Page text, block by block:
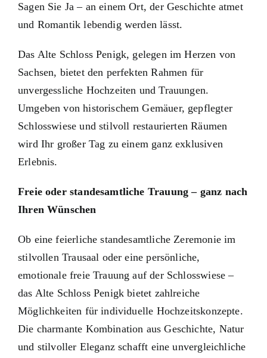
Sagen Sie Ja – an einem Ort, der Geschichte atmet
und Romantik lebendig werden lässt.
Das Alte Schloss Penigk, gelegen im Herzen von
Sachsen, bietet den perfekten Rahmen für
unvergessliche Hochzeiten und Trauungen.
Umgeben von historischem Gemäuer, gepflegter
Schlosswiese und stilvoll restaurierten Räumen
wird Ihr großer Tag zu einem ganz exklusiven
Erlebnis.
Freie oder standesamtliche Trauung – ganz nach
Ihren Wünschen
Ob eine feierliche standesamtliche Zeremonie im
stilvollen Trausaal oder eine persönliche,
emotionale freie Trauung auf der Schlosswiese –
das Alte Schloss Penigk bietet zahlreiche
Möglichkeiten für individuelle Hochzeitskonzepte.
Die charmante Kombination aus Geschichte, Natur
und stilvoller Eleganz schafft eine unvergleichliche